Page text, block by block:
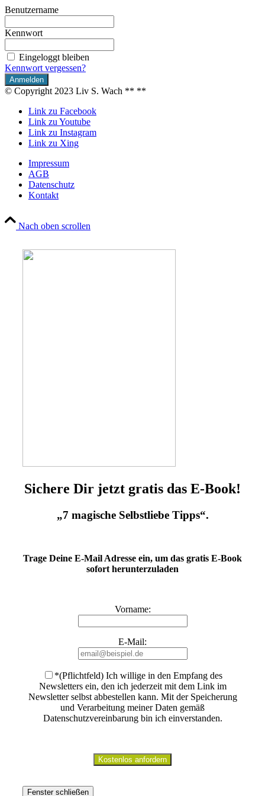
Benutzername
Kennwort
Eingeloggt bleiben
Kennwort vergessen?
© Copyright 2023 Liv S. Wach ** **
Link zu Facebook
Link zu Youtube
Link zu Instagram
Link zu Xing
Impressum
AGB
Datenschutz
Kontakt
Nach oben scrollen
Sichere Dir jetzt gratis das E-Book!
„7 magische Selbstliebe Tipps“.
Trage Deine E-Mail Adresse ein, um das gratis E-Book
sofort herunterzuladen
Vorname:
E-Mail:
*(Pflichtfeld) Ich willige in den Empfang des
Newsletters ein, den ich jederzeit mit dem Link im
Newsletter selbst abbestellen kann. Mit der Speicherung
und Verarbeitung meiner Daten gemäß
Datenschutzvereinbarung bin ich einverstanden.
Fenster schließen